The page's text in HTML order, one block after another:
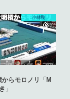
小林剛
らモロノリ「M
」